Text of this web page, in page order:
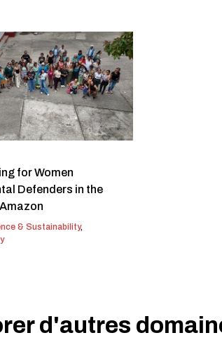
for Women
Defenders in the
& Sustainability,
d'autres